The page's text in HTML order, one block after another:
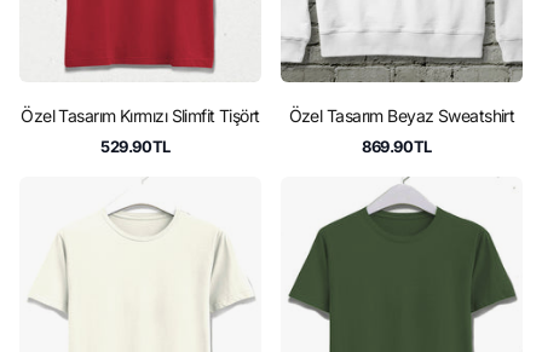
Özel Tasarım Kırmızı Slimfit Tişört
529.90TL
Özel Tasarım Beyaz Sweatshirt
869.90TL